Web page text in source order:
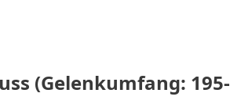
(Gelenkumfang: 195-